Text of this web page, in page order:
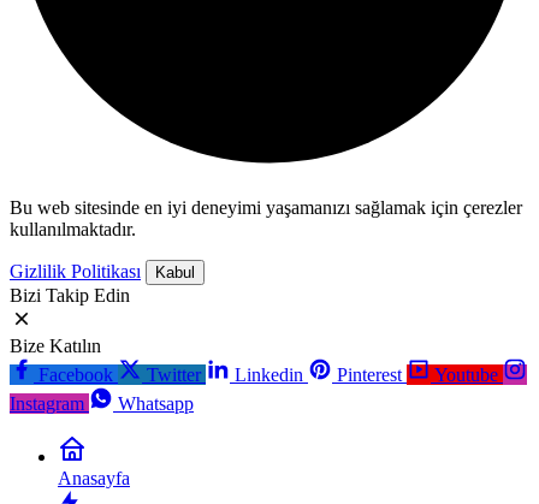
Bu web sitesinde en iyi deneyimi yaşamanızı sağlamak için çerezler
kullanılmaktadır.
Gizlilik Politikası Kabul
Bizi Takip Edin
Bize Katılın
Facebook
Twitter Linkedin Pinterest
Youtube
Instagram
Whatsapp
Anasayfa